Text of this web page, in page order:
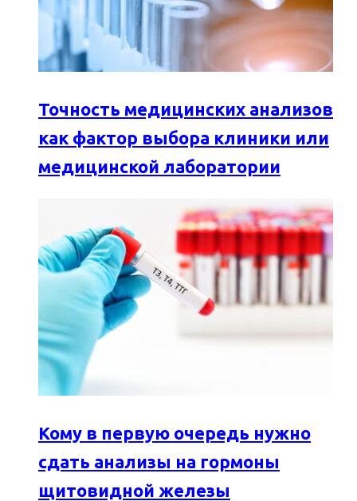
Точность медицинских анализов
как фактор выбора клиники или
медицинской лаборатории
Кому в первую очередь нужно
сдать анализы на гормоны
щитовидной железы